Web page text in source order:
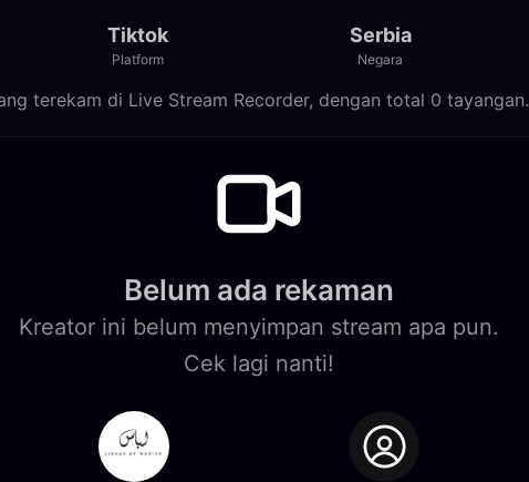
Tiktok
Platform
Serbia
Negara
terekam di Live Stream Recorder, dengan total 0 tayangan.
Belum ada rekaman
Kreator ini belum menyimpan stream apa pun.
Cek lagi nanti!